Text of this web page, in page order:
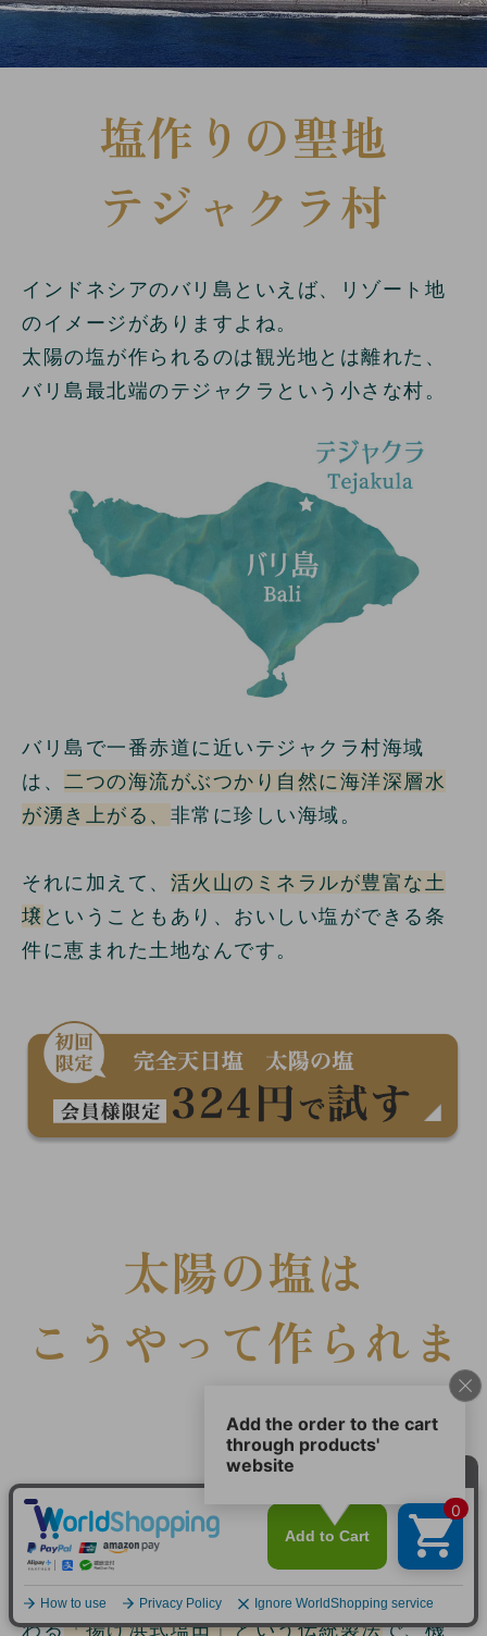
塩作りの聖地
テジャクラ村
インドネシアのバリ島といえば、リゾート地
のイメージがありますよね。
太陽の塩が作られるのは観光地とは離れた、
バリ島最北端のテジャクラという小さな村。
バリ島で一番赤道に近いテジャクラ村海域
は、 二つの海流がぶつかり自然に海洋深層水
が湧き上がる、 非常に珍しい海域。
それに加えて、 活火山のミネラルが豊富な土
壌 ということもあり、おいしい塩ができる条
件に恵まれた土地なんです。
太陽の塩は
こうやって作られま
す
びっくりすることに、まったく機械を使わな
いんです！
バリの塩作りの職人さんたちに500年前から伝
わる「揚げ浜式塩田」という伝統製法で、機